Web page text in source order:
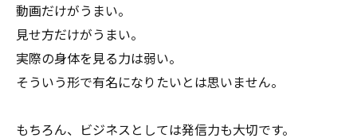
動画だけがうまい。
見せ方だけがうまい。
実際の身体を見る力は弱い。
そういう形で有名になりたいとは思いません。
もちろん、ビジネスとしては発信力も大切です。